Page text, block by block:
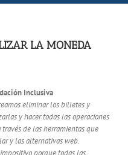
LA MONEDA
Inclusiva
eliminar los billetes y
y hacer todas las operaciones
de las herramientas que
y las alternativas web.
porque todas las